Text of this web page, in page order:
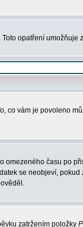
opatření
co vám je povoleno
omezeného času po
se neobjeví,
zatržením položky